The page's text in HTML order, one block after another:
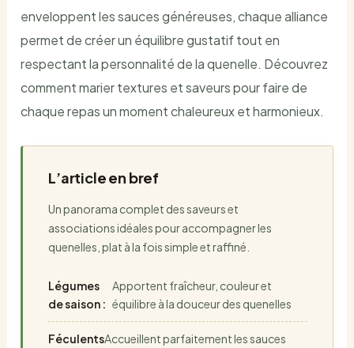
enveloppent les sauces généreuses, chaque alliance
permet de créer un équilibre gustatif tout en
respectant la personnalité de la quenelle. Découvrez
comment marier textures et saveurs pour faire de
chaque repas un moment chaleureux et harmonieux.
L’article en bref
Un panorama complet des saveurs et
associations idéales pour accompagner les
quenelles, plat à la fois simple et raffiné.
Légumes
de saison :
Apportent fraîcheur, couleur et
équilibre à la douceur des quenelles
FéculentsAccueillent parfaitement les sauces